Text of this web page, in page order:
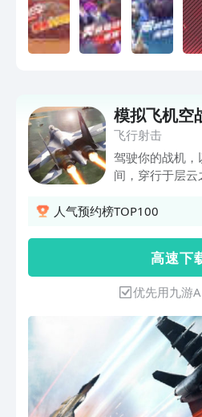
模拟飞机空
飞行射击
驾驶你的战机，
间，穿行于层
即时视频游戏定
网上空中混战
和战舰正面交
雏形到未来的
了数十年发展
览整部战斗航
人气预约榜TOP100
高 速 下
优先用九游